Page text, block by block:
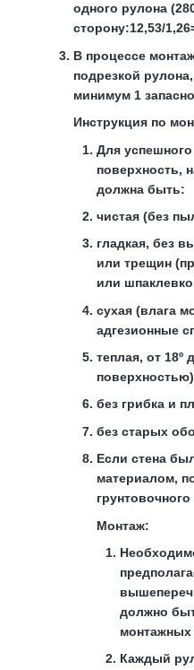
одного рулона
сторону:12,53/
В процессе
подрезкой
минимум 1
Инструкция по
Для
поверхность,
должна быть:
чистая (без
гладкая, без
или трещин
или
сухая (влага
адгезионные
теплая, от 18º
без грибка и
без старых
Если стена
материалом,
Монтаж:
должно
монтажных
Каждый